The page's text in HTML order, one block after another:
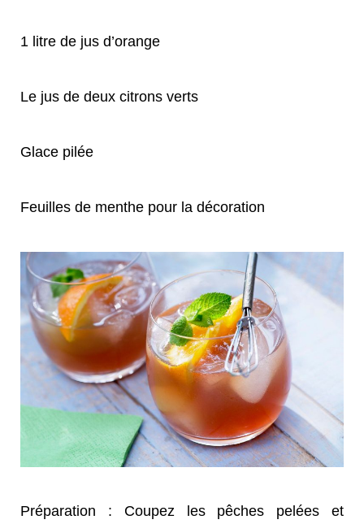
1 litre de jus d’orange
Le jus de deux citrons verts
Glace pilée
Feuilles de menthe pour la décoration
Préparation : Coupez les pêches pelées et